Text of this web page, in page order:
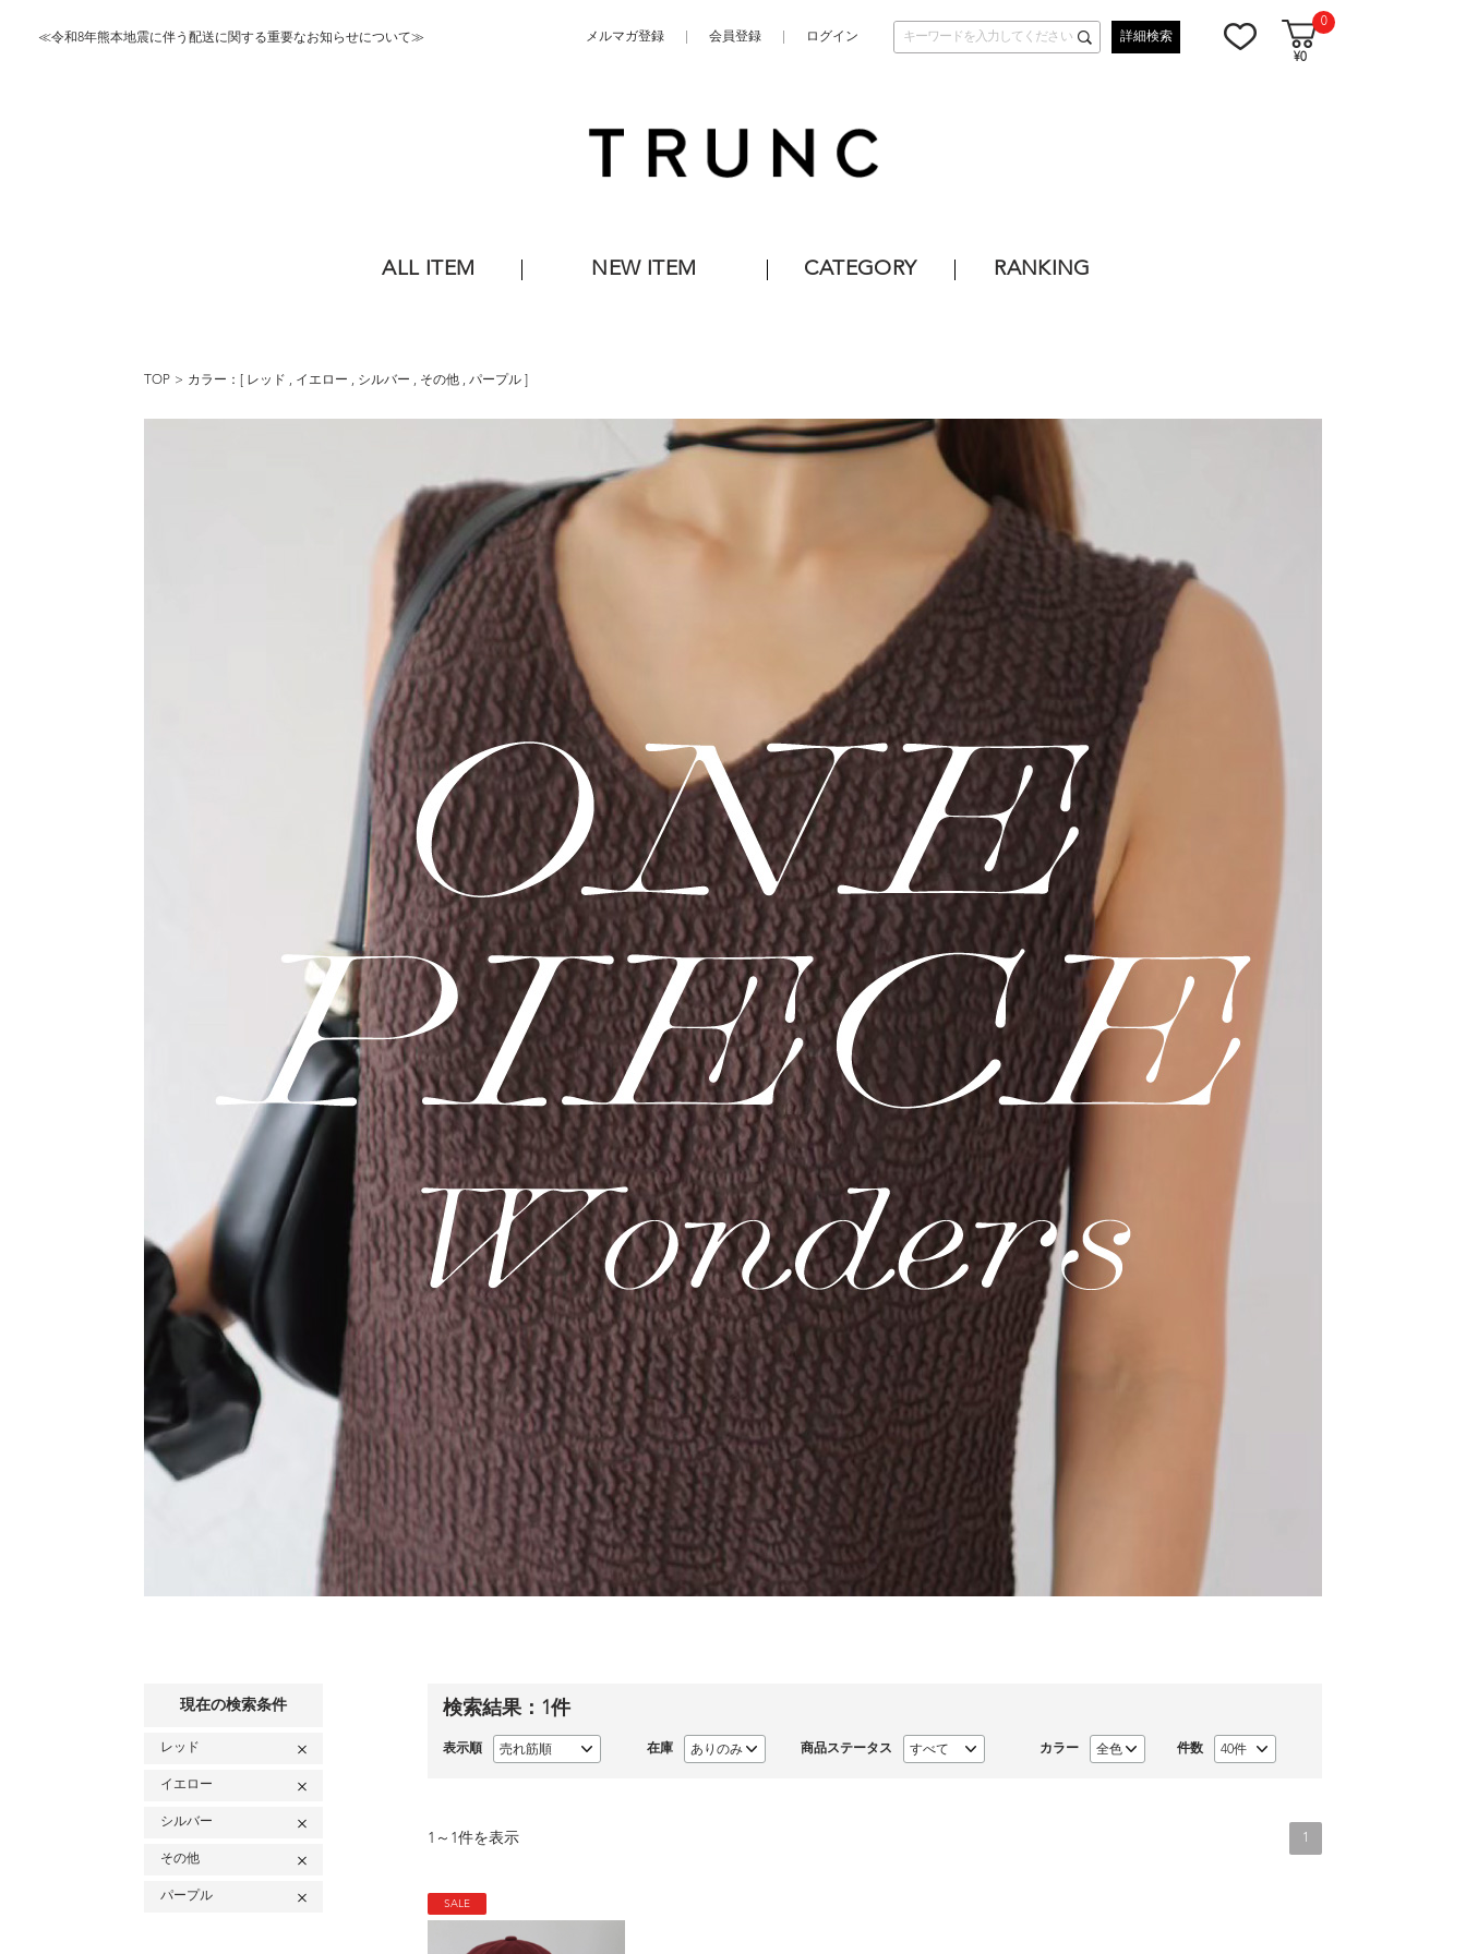
≪令和8年熊本地震に伴う配送に関する重要なお知らせについて≫ メルマガ登録 会員登録 ログイン 詳細検索
0
¥0
ALL ITEM NEW ITEM CATEGORY RANKING
TOP カラー：[ レッド , イエロー , シルバー , その他 , パープル
現在の検索条件
レッド
イエロー
シルバー
その他
パープル
検索結果： 1 件
表示順 在庫 商品ステータス カラー 件数
1 ～ 1 件を表示 1
SALE